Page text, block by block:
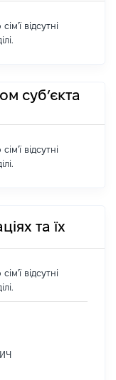
відсутні
суб’єкта
відсутні
та їх
відсутні